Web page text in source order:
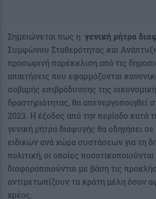
Σημειώνεται πως η γενική ρήτρα
Συμφώνου Σταθερότητας και
προσωρινή παρέκκλιση από τις
απαιτήσεις που εφαρμόζονται
σοβαρής επιβράδυνσης της
δραστηριότητας, θα απενεργοποιηθεί
2023. Η έξοδος από την περίοδο κατά
γενική ρήτρα διαφυγής θα οδηγήσει
ειδικών ανά χώρα συστάσεων για τη
πολιτική, οι οποίες ποσοτικοποιούνται
διαφοροποιούνται με βάση τις
αντιμετωπίζουν τα κράτη μέλη όσον
χρέος.